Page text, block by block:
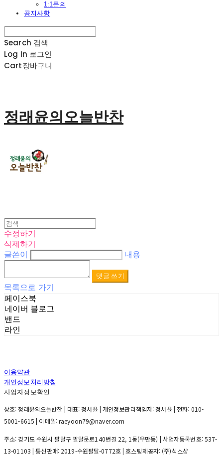
1:1문의
공지사항
Search 검색
Log In 로그인
Cart장바구니
정래윤의오늘반찬
수정하기
삭제하기
글쓴이
내용
댓글 쓰기
목록으로 가기
페이스북
네이버 블로그
밴드
라인
이용약관
개인정보처리방침
사업자정보확인
상호: 정래윤의오늘반찬 | 대표: 정서윤 | 개인정보관리책임자: 정서윤 | 전화: 010-
5001-6615 | 이메일: raeyoon79@naver.com
주소: 경기도 수원시 팔달구 팔달문로140번길 22, 1동(우만동) | 사업자등록번호:537-
13-01103 | 통신판매: 2019-수원팔달-0772호| 호스팅제공자: (주)식스샵